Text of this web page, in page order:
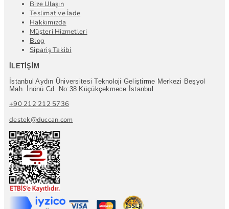
Bize Ulaşın
Teslimat ve İade
Hakkımızda
Müşteri Hizmetleri
Blog
Sipariş Takibi
İLETIŞIM
İstanbul Aydın Üniversitesi Teknoloji Geliştirme Merkezi Beşyol
Mah. İnönü Cd. No:38 Küçükçekmece İstanbul
+90 212 212 5736
destek@duccan.com